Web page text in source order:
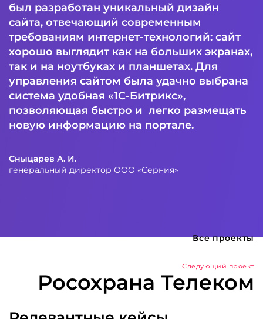
был разработан уникальный дизайн
сайта, отвечающий современным
требованиям интернет-технологий: сайт
хорошо выглядит как на больших экранах,
так и на ноутбуках и планшетах. Для
управления сайтом была удачно выбрана
система удобная «1С-Битрикс»,
позволяющая быстро и легко размещать
новую информацию на портале.
Сныцарев А. И.
генеральный директор ООО «Серния»
Все проекты
Следующий проект
Росохрана Телеком